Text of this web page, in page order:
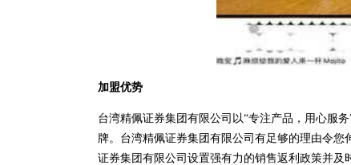
加盟优势
台湾精佩证券集团有限公司以“专注产品，用心服
牌。台湾精佩证券集团有限公司有足够的理由令
证券集团有限公司设置强有力的销售返利政策并及